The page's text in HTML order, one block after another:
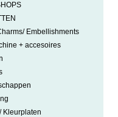
Embellishments
+ accesoires
Kleurplaten